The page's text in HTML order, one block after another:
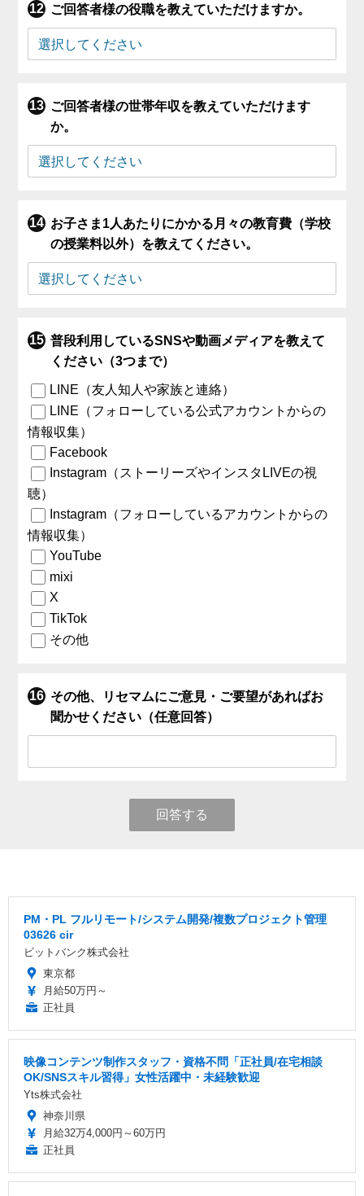
ご回答者様の役職を教えていただけますか。
ご回答者様の世帯年収を教えていただけます
か。
お子さま1人あたりにかかる月々の教育費（学校
の授業料以外）を教えてください。
普段利用しているSNSや動画メディアを教えて
ください（3つまで）
LINE（友人知人や家族と連絡）
LINE（フォローしている公式アカウントからの
情報収集）
Facebook
Instagram（ストーリーズやインスタLIVEの視
聴）
Instagram（フォローしているアカウントからの
情報収集）
YouTube
mixi
X
TikTok
その他
その他、リセマムにご意見・ご要望があればお
聞かせください（任意回答）
回答する
PM・PL フルリモート/システム開発/複数プロジェクト管理
03626 cir
ビットバンク株式会社
東京都
月給50万円～
正社員
映像コンテンツ制作スタッフ・資格不問「正社員/在宅相談
OK/SNSスキル習得」女性活躍中・未経験歓迎
Yts株式会社
神奈川県
月給32万4,000円～60万円
正社員